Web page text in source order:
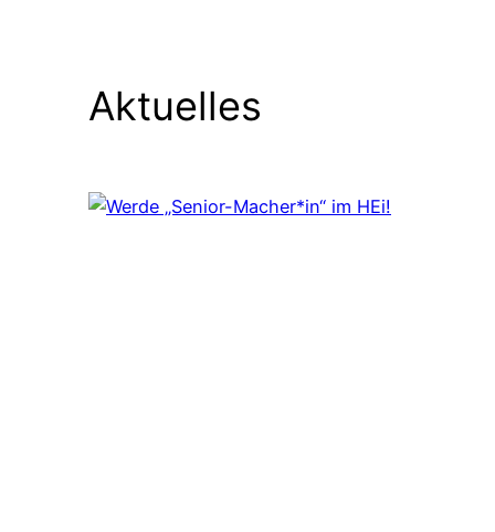
Aktuelles